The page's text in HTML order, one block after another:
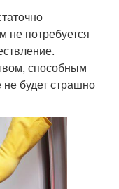
не потребуется
способным
будет страшно